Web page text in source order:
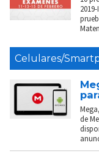
Celulares/
de